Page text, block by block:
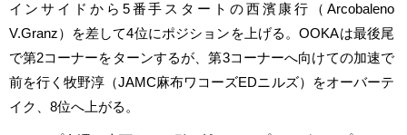
インサイドから5番手スタートの西濱康行（Arcobaleno
V.Granz）を差して4位にポジションを上げる。OOKAは最後尾
で第2コーナーをターンするが、第3コーナーへ向けての加速で
前を行く牧野淳（JAMC麻布ワコーズEDニルズ）をオーバーテ
イク、8位へ上がる。